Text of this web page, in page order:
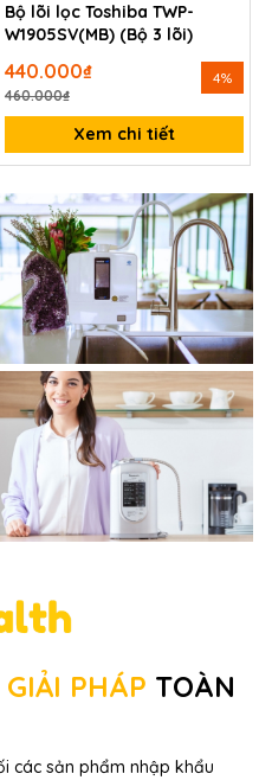
Bộ lõi lọc Toshiba TWP-
W1905SV(MB) (Bộ 3 lõi)
440.000₫
460.000₫
4%
Xem chi tiết
GIẢI PHÁP TOÀN
các sản phẩm nhập khẩu